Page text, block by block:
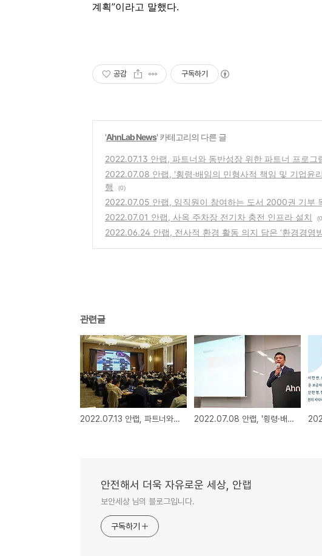
계획”이라고 말했다.
공감 구독하기
'AhnLab News' 카테고리의 다른 글
2022.07.13 안랩, 파트너와 동반성장 위한 파트너 프로그
2022.07.08 안랩, '횡령·배임의 민형사적 책임 및 기업윤
행
(0)
2022.07.05 안랩, 임직원이 참여하는 도서 2000권 기부
2022.07.01 안랩, 사옥 주차장 전기차 충전 인프라 설치
2022.06.24 안랩, 전사적 환경 활동 의지 담은 ‘환경경영
관련글
2022.07.13 안랩, 파트너와 동반성장 위한 파트너 프로그램 강화 2022.07.08 안랩, '횡령·배임의 민형사적 책임 및 기업윤리'라는 주제로 전사 ESG 교육 진행
안전해서 더욱 자유로운 세상, 안랩
보안세상 님의 블로그입니다.
구독하기